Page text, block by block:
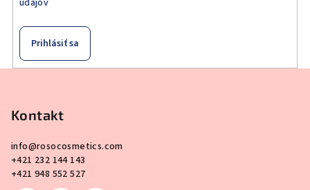
Prihlásiť sa
Kontakt
info@rosocosmetics.com
+421 232 144 143
+421 948 552 527